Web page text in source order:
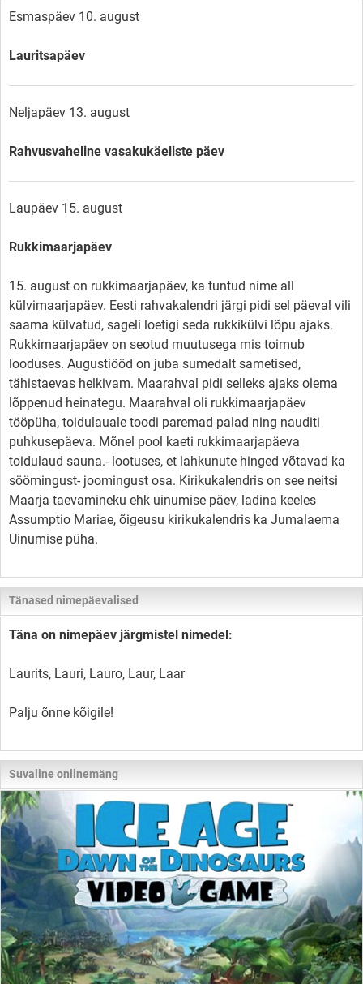
Esmaspäev 10. august
Lauritsapäev
Neljapäev 13. august
Rahvusvaheline vasakukäeliste päev
Laupäev 15. august
Rukkimaarjapäev
15. august on rukkimaarjapäev, ka tuntud nime all
külvimaarjapäev. Eesti rahvakalendri järgi pidi sel päeval vili
saama külvatud, sageli loetigi seda rukkikülvi lõpu ajaks.
Rukkimaarjapäev on seotud muutusega mis toimub
looduses. Augustiööd on juba sumedalt sametised,
tähistaevas helkivam. Maarahval pidi selleks ajaks olema
lõppenud heinategu. Maarahval oli rukkimaarjapäev
tööpüha, toidulauale toodi paremad palad ning nauditi
puhkusepäeva. Mõnel pool kaeti rukkimaarjapäeva
toidulaud sauna.- lootuses, et lahkunute hinged võtavad ka
söömingust- joomingust osa. Kirikukalendris on see neitsi
Maarja taevamineku ehk uinumise päev, ladina keeles
Assumptio Mariae, õigeusu kirikukalendris ka Jumalaema
Uinumise püha.
Tänased nimepäevalised
Täna on nimepäev järgmistel nimedel:
Laurits, Lauri, Lauro, Laur, Laar
Palju õnne kõigile!
Suvaline onlinemäng